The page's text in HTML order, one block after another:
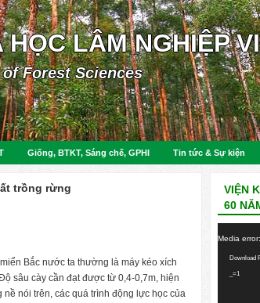
HỌC LÂM NGHIỆP
Forest Sciences
Giống, BTKT, Sáng chế, GPHI Tin tức & Sự kiện
trồng rừng
Bắc nước ta thường là máy kéo xích
sâu cày cần đạt được từ 0,4-0,7m, hiện
nói trên, các quá trình động lực học của
VIỆN
60
Media
Download
_=1